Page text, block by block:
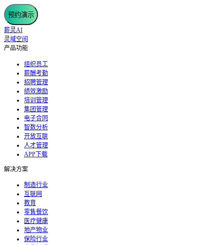
预约演示
薪灵AI
灵域空间
产品功能
组织员工
薪酬考勤
招聘管理
绩效激励
培训管理
集团管理
电子合同
智数分析
开放互联
人才管理
APP下载
解决方案
制造行业
互联网
教育
零售餐饮
医疗健康
地产物业
保险行业